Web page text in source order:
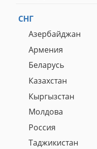
СНГ
Азербайджан
Армения
Беларусь
Казахстан
Кыргызстан
Молдова
Россия
Таджикистан